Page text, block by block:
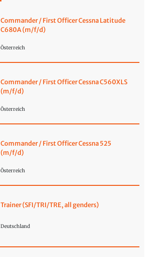
Commander / First Officer Cessna Latitude
C680A (m/f/d)
Österreich
Commander / First Officer Cessna C560XLS
(m/f/d)
Österreich
Commander / First Officer Cessna 525
(m/f/d)
Österreich
Trainer (SFI/TRI/TRE, all genders)
Deutschland